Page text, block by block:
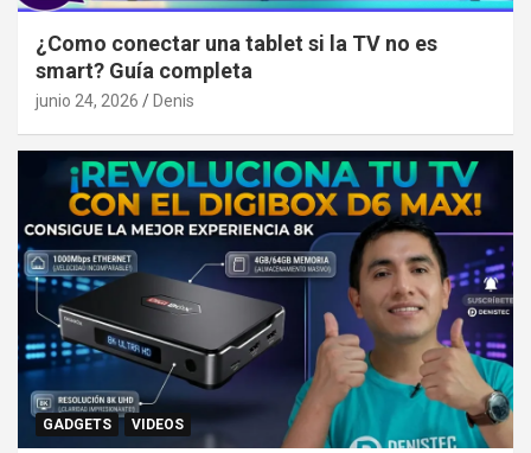
¿Como conectar una tablet si la TV no es
smart? Guía completa
junio 24, 2026 Denis
GADGETS VIDEOS